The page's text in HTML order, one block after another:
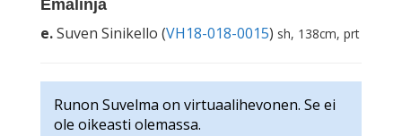
Emälinja
e.Suven Sinikello (VH18-018-0015) sh, 138cm, prt
Runon Suvelma on virtuaalihevonen. Se ei
ole oikeasti olemassa.